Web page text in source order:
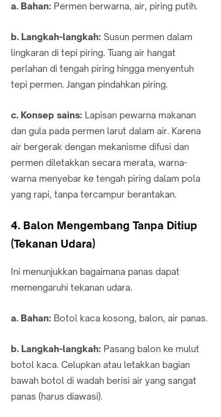
a. Bahan: Permen berwarna, air, piring putih.
b. Langkah-langkah: Susun permen dalam
lingkaran di tepi piring. Tuang air hangat
perlahan di tengah piring hingga menyentuh
tepi permen. Jangan pindahkan piring.
c. Konsep sains: Lapisan pewarna makanan
dan gula pada permen larut dalam air. Karena
air bergerak dengan mekanisme difusi dan
permen diletakkan secara merata, warna-
warna menyebar ke tengah piring dalam pola
yang rapi, tanpa tercampur berantakan.
4. Balon Mengembang Tanpa Ditiup
(Tekanan Udara)
Ini menunjukkan bagaimana panas dapat
memengaruhi tekanan udara.
a. Bahan: Botol kaca kosong, balon, air panas.
b. Langkah-langkah: Pasang balon ke mulut
botol kaca. Celupkan atau letakkan bagian
bawah botol di wadah berisi air yang sangat
panas (harus diawasi).